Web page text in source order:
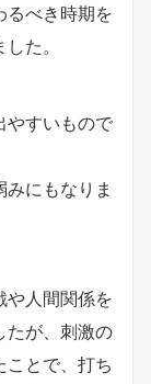
るべき時期を
た。
やすいもので
にもなりま
や人間関係を
たが、刺激の
ことで、打ち